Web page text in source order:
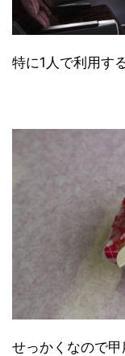
特に1人で利用す
せっかくなので